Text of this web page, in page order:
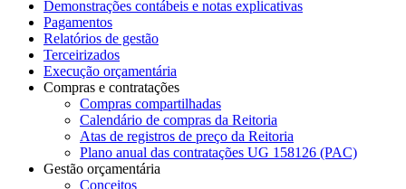
Demonstrações contábeis e notas explicativas
Pagamentos
Relatórios de gestão
Terceirizados
Execução orçamentária
Compras e contratações
Compras compartilhadas
Calendário de compras da Reitoria
Atas de registros de preço da Reitoria
Plano anual das contratações UG 158126 (PAC)
Gestão orçamentária
Conceitos